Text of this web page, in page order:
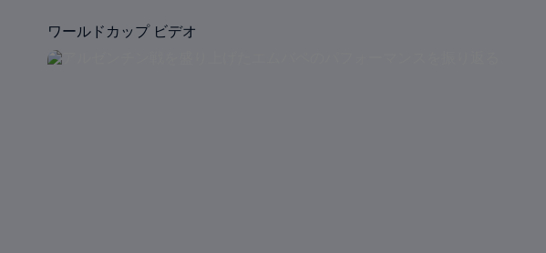
ワールドカップ ビデオ